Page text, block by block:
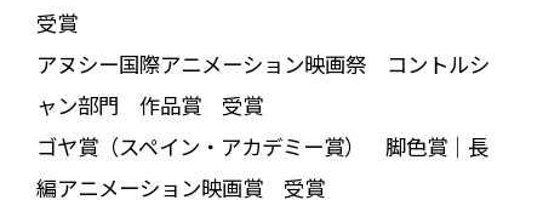
受賞
アヌシー国際アニメーション映画祭 コントルシ
ャン部門 作品賞 受賞
ゴヤ賞（スペイン・アカデミー賞） 脚色賞｜長
編アニメーション映画賞 受賞